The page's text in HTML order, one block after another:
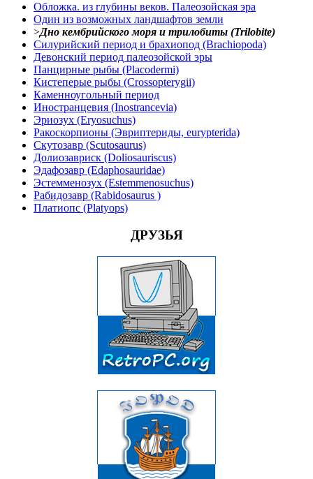
Обложка. из глубины веков. Палеозойская эра
Один из возможных ландшафтов земли
>Дно кембрийского моря и трилобиты (Trilobite)
Силурийский период и брахиопод (Brachiopoda)
Девонский период палеозойской эры
Панцирные рыбы (Placodermi)
Кистеперые рыбы (Crossopterygii)
Каменноугольный период
Иностранцевия (Inostrancevia)
Эриозух (Eryosuchus)
Ракоскорпионы (Эвриптериды, eurypterida)
Скутозавр (Scutosaurus)
Долиозавриск (Doliosauriscus)
Эдафозавр (Edaphosauridae)
Эстемменозух (Estemmenosuchus)
Рабидозавр (Rabidosaurus )
Платиопс (Platyops)
ДРУЗЬЯ